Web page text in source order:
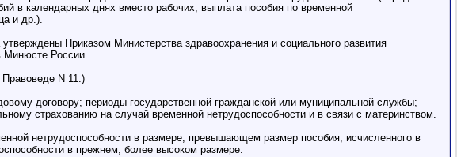
в календарных днях вместо рабочих, выплата пособия по временной
и др.).
Приказом Министерства здравоохранения и социального развития
Минюсте России.
N 11.)
договору; периоды государственной гражданской или муниципальной службы;
страхованию на случай временной нетрудоспособности и в связи с материнством.
нетрудоспособности в размере, превышающем размер пособия, исчисленного в
в прежнем, более высоком размере.